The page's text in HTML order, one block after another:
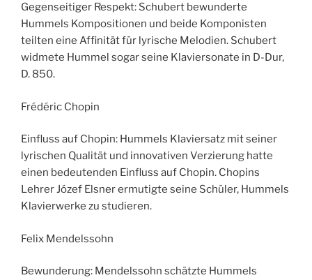
Gegenseitiger Respekt: Schubert bewunderte
Hummels Kompositionen und beide Komponisten
teilten eine Affinität für lyrische Melodien. Schubert
widmete Hummel sogar seine Klaviersonate in D-Dur,
D. 850.
Frédéric Chopin
Einfluss auf Chopin: Hummels Klaviersatz mit seiner
lyrischen Qualität und innovativen Verzierung hatte
einen bedeutenden Einfluss auf Chopin. Chopins
Lehrer Józef Elsner ermutigte seine Schüler, Hummels
Klavierwerke zu studieren.
Felix Mendelssohn
Bewunderung: Mendelssohn schätzte Hummels